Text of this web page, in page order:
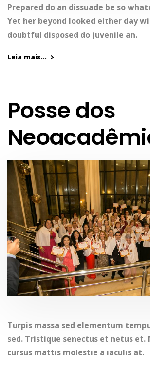
Prepared do an dissuade be so
Yet her beyond looked either day
doubtful disposed do juvenile an.
Leia mais...
Posse dos
Turpis massa sed elementum
sed. Tristique senectus et netus et.
cursus mattis molestie a iaculis at.